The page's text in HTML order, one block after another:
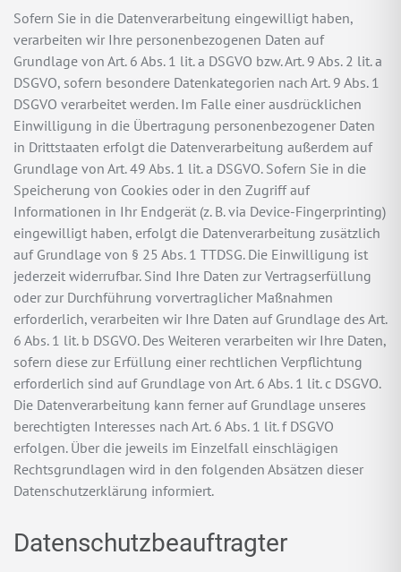
Sofern Sie in die Datenverarbeitung eingewilligt haben,
verarbeiten wir Ihre personenbezogenen Daten auf
Grundlage von Art. 6 Abs. 1 lit. a DSGVO bzw. Art. 9 Abs. 2 lit. a
DSGVO, sofern besondere Datenkategorien nach Art. 9 Abs. 1
DSGVO verarbeitet werden. Im Falle einer ausdrücklichen
Einwilligung in die Übertragung personenbezogener Daten
in Drittstaaten erfolgt die Datenverarbeitung außerdem auf
Grundlage von Art. 49 Abs. 1 lit. a DSGVO. Sofern Sie in die
Speicherung von Cookies oder in den Zugriff auf
Informationen in Ihr Endgerät (z. B. via Device-Fingerprinting)
eingewilligt haben, erfolgt die Datenverarbeitung zusätzlich
auf Grundlage von § 25 Abs. 1 TTDSG. Die Einwilligung ist
jederzeit widerrufbar. Sind Ihre Daten zur Vertragserfüllung
oder zur Durchführung vorvertraglicher Maßnahmen
erforderlich, verarbeiten wir Ihre Daten auf Grundlage des Art.
6 Abs. 1 lit. b DSGVO. Des Weiteren verarbeiten wir Ihre Daten,
sofern diese zur Erfüllung einer rechtlichen Verpflichtung
erforderlich sind auf Grundlage von Art. 6 Abs. 1 lit. c DSGVO.
Die Datenverarbeitung kann ferner auf Grundlage unseres
berechtigten Interesses nach Art. 6 Abs. 1 lit. f DSGVO
erfolgen. Über die jeweils im Einzelfall einschlägigen
Rechtsgrundlagen wird in den folgenden Absätzen dieser
Datenschutzerklärung informiert.
Datenschutz­beauftragter